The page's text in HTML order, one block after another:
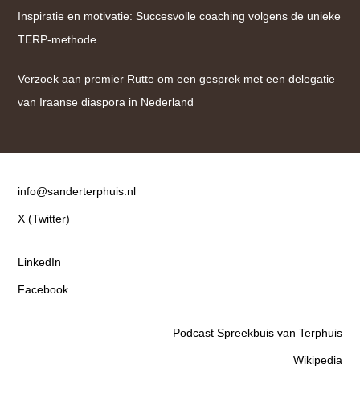
Inspiratie en motivatie: Succesvolle coaching volgens de unieke
TERP-methode
Verzoek aan premier Rutte om een gesprek met een delegatie
van Iraanse diaspora in Nederland
Contact
info@sanderterphuis.nl
X (Twitter)
LinkedIn
Facebook
Podcast Spreekbuis van Terphuis
Wikipedia